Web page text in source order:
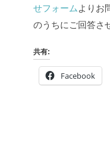
せフォーム よりお
のうちにご回答さ
共有:
Facebook